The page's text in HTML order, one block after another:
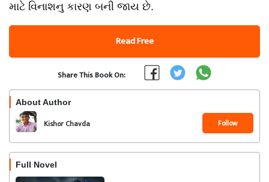
માટે વિનાશનુ કારણ બની જાય છે.
Read Free
Share This Book On:
About Author
Kishor Chavda Follow
Full Novel